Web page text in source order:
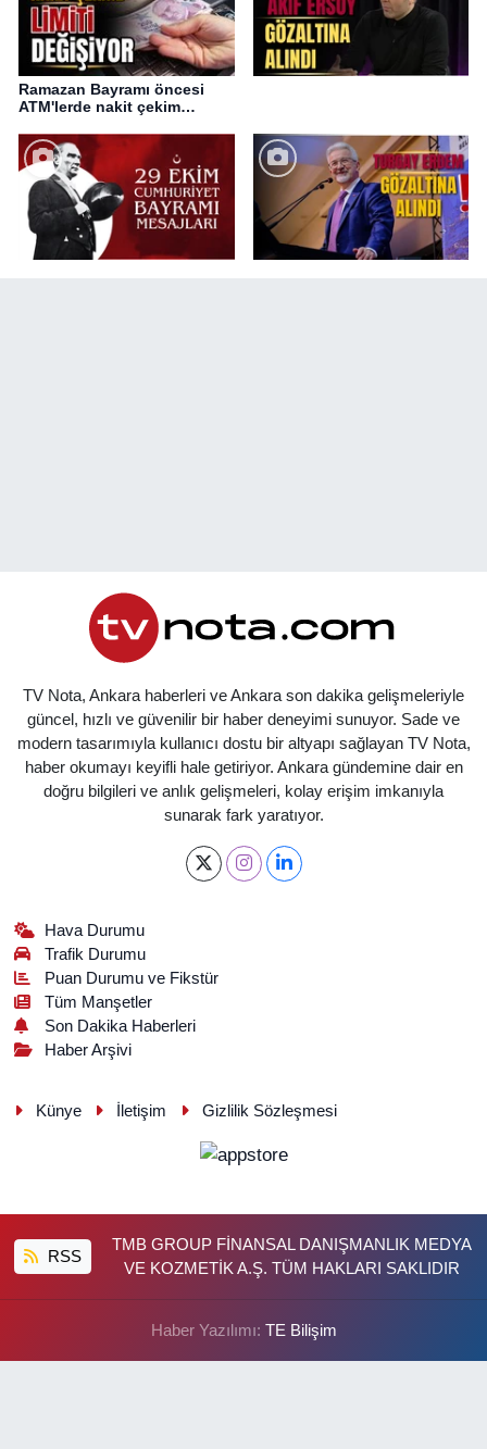
Ramazan Bayramı öncesi
ATM'lerde nakit çekim
TV Nota, Ankara haberleri ve Ankara son dakika gelişmeleriyle
güncel, hızlı ve güvenilir bir haber deneyimi sunuyor. Sade ve
modern tasarımıyla kullanıcı dostu bir altyapı sağlayan TV Nota,
haber okumayı keyifli hale getiriyor. Ankara gündemine dair en
doğru bilgileri ve anlık gelişmeleri, kolay erişim imkanıyla
sunarak fark yaratıyor.
Hava Durumu
Trafik Durumu
Puan Durumu ve Fikstür
Tüm Manşetler
Son Dakika Haberleri
Haber Arşivi
Künye İletişim Gizlilik Sözleşmesi
RSS
TMB GROUP FİNANSAL DANIŞMANLIK MEDYA
VE KOZMETİK A.Ş. TÜM HAKLARI SAKLIDIR
Haber Yazılımı: TE Bilişim